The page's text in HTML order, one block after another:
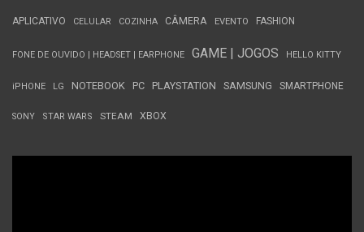
APLICATIVO CELULAR COZINHA CÂMERA EVENTO FASHION
FONE DE OUVIDO | HEADSET | EARPHONE GAME | JOGOS HELLO KITTY
iPHONE LG NOTEBOOK PC PLAYSTATION SAMSUNG SMARTPHONE
SONY STAR WARS STEAM XBOX